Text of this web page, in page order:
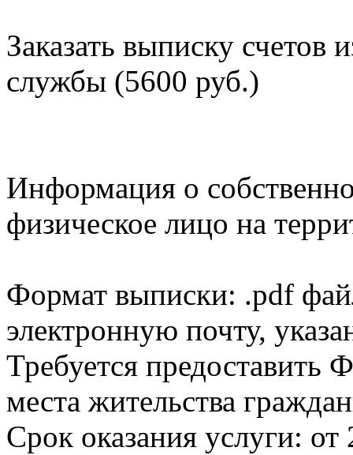
Заказать выписку счетов
службы (5600 руб.)
Информация о
физическое лицо на
Формат выписки: .pdf
электронную почту,
Требуется
места жительства
Срок оказания услуги: от